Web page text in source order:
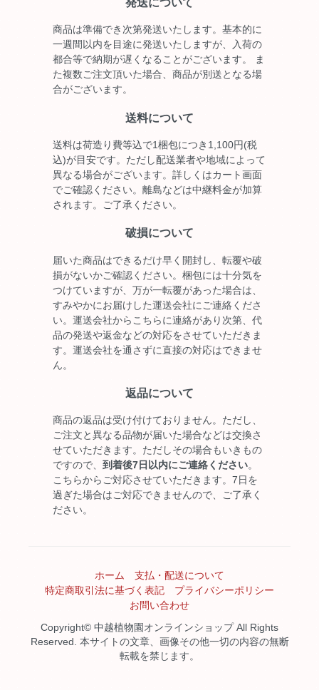
商品は準備でき次第発送いたします。基本的に
一週間以内を目途に発送いたしますが、入荷の
都合等で納期が遅くなることがございます。 ま
た複数ご注文頂いた場合、商品が別送となる場
合がございます。
送料について
送料は荷造り費等込で1梱包につき1,100円(税
込)が目安です。ただし配送業者や地域によって
異なる場合がございます。詳しくはカート画面
でご確認ください。離島などは中継料金が加算
されます。ご了承ください。
破損について
届いた商品はできるだけ早く開封し、転覆や破
損がないかご確認ください。梱包には十分気を
つけていますが、万が一転覆があった場合は、
すみやかにお届けした運送会社にご連絡くださ
い。運送会社からこちらに連絡があり次第、代
品の発送や返金などの対応をさせていただきま
す。運送会社を通さずに直接の対応はできませ
ん。
返品について
商品の返品は受け付けておりません。ただし、
ご注文と異なる品物が届いた場合などは交換さ
せていただきます。ただしその場合もいきもの
ですので、 到着後7日以内にご連絡ください。
こちらからご対応させていただきます。7日を
過ぎた場合はご対応できませんので、ご了承く
ださい。
ホーム
支払・配送について
特定商取引法に基づく表記
プライバシーポリシー
お問い合わせ
Copyright© 中越植物園オンラインショップ All Rights
Reserved. 本サイトの文章、画像その他一切の内容の無断
転載を禁じます。